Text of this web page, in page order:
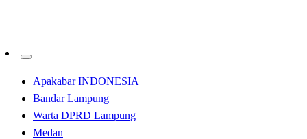
Apakabar INDONESIA
Bandar Lampung
Warta DPRD Lampung
Medan